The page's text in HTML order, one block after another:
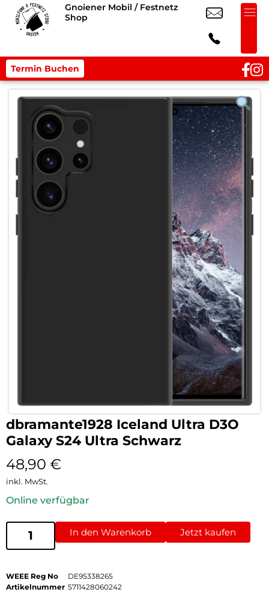
Gnoiener Mobil / Festnetz
Shop
Termin Buchen
dbramante1928 Iceland Ultra D3O
Galaxy S24 Ultra Schwarz
48,90 €
inkl. MwSt.
Online verfügbar
In den Warenkorb Jetzt kaufen
WEEE Reg No
DE95338265
Artikelnummer 5711428060242